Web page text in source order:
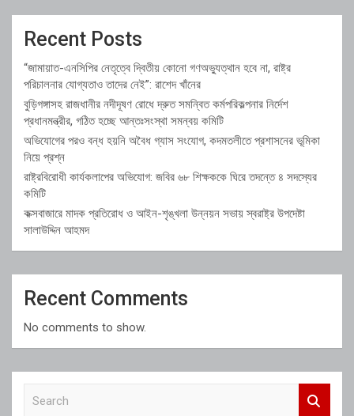
Recent Posts
“জামায়াত-এনসিপির নেতৃত্বে দ্বিতীয় কোনো গণঅভ্যুত্থান হবে না, রাষ্ট্র
পরিচালনার যোগ্যতাও তাদের নেই”: রাশেদ খাঁনের
বুড়িগঙ্গাসহ রাজধানীর নদীদূষণ রোধে দ্রুত সমন্বিত কর্মপরিকল্পনার নির্দেশ
প্রধানমন্ত্রীর, গঠিত হচ্ছে আন্তঃসংস্থা সমন্বয় কমিটি
অভিযোগের পরও বন্ধ হয়নি অবৈধ গ্যাস সংযোগ, কদমতলীতে প্রশাসনের ভূমিকা
নিয়ে প্রশ্ন
রাষ্ট্রবিরোধী কার্যকলাপের অভিযোগ: জবির ৬৮ শিক্ষককে ঘিরে তদন্তে ৪ সদস্যের
কমিটি
কক্সবাজারে মাদক প্রতিরোধ ও আইন-শৃঙ্খলা উন্নয়ন সভায় স্বরাষ্ট্র উপদেষ্টা
সালাউদ্দিন আহমদ
Recent Comments
No comments to show.